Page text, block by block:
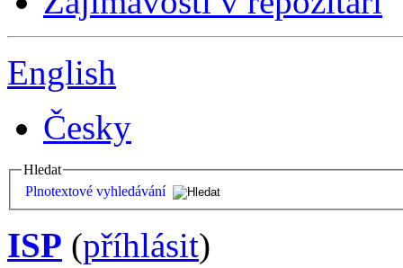
English
Česky
Hledat
Plnotextové vyhledávání
ISP (příhlásit)